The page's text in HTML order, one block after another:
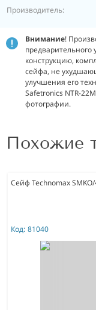
Производитель:
Внимание!
конструкцию,
сейфа, не
улучшения его
Safetronics NTR-
фотографии.
Похожие
Сейф Technomax
Код: 81040